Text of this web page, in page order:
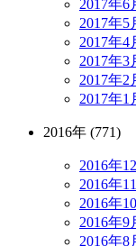
2017年6
2017年5
2017年4
2017年3
2017年2
2017年1
2016年 (771)
2016年
2016年
2016年
2016年9
2016年8